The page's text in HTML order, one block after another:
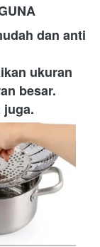
dan anti
ukuran
besar.
juga.